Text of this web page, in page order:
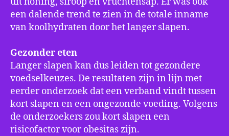
een dalende trend te zien in de totale inname
van koolhydraten door het langer slapen.
Gezonder eten
Langer slapen kan dus leiden tot gezondere
voedselkeuzes. De resultaten zijn in lijn met
eerder onderzoek dat een verband vindt tussen
kort slapen en een ongezonde voeding. Volgens
de onderzoekers zou kort slapen een
risicofactor voor obesitas zijn.